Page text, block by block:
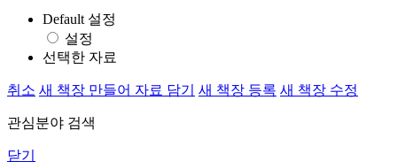
Default 설정
설정
선택한 자료
취소 새 책장 만들어 자료 담기 새 책장 등록 새 책장 수정
관심분야 검색
닫기